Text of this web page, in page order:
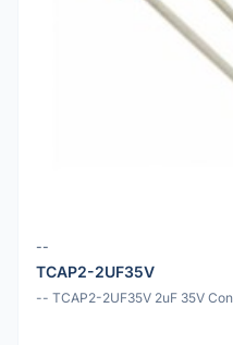
--
TCAP2-2UF35V
-- TCAP2-2UF35V 2uF 35V